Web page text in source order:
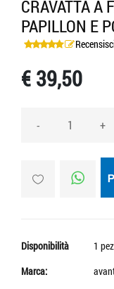
CRAVATTA A
PAPILLON E
€ 39,50
- +
Disponibilità
1
Marca: